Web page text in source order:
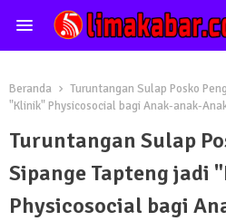
Beranda
Turuntangan Sulap Posko
"Klinik" Physicosocial bagi Anak-anak-
Turuntangan Sulap
Sipange Tapteng jadi
Physicosocial bagi